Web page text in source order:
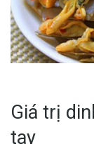
Giá trị
tay